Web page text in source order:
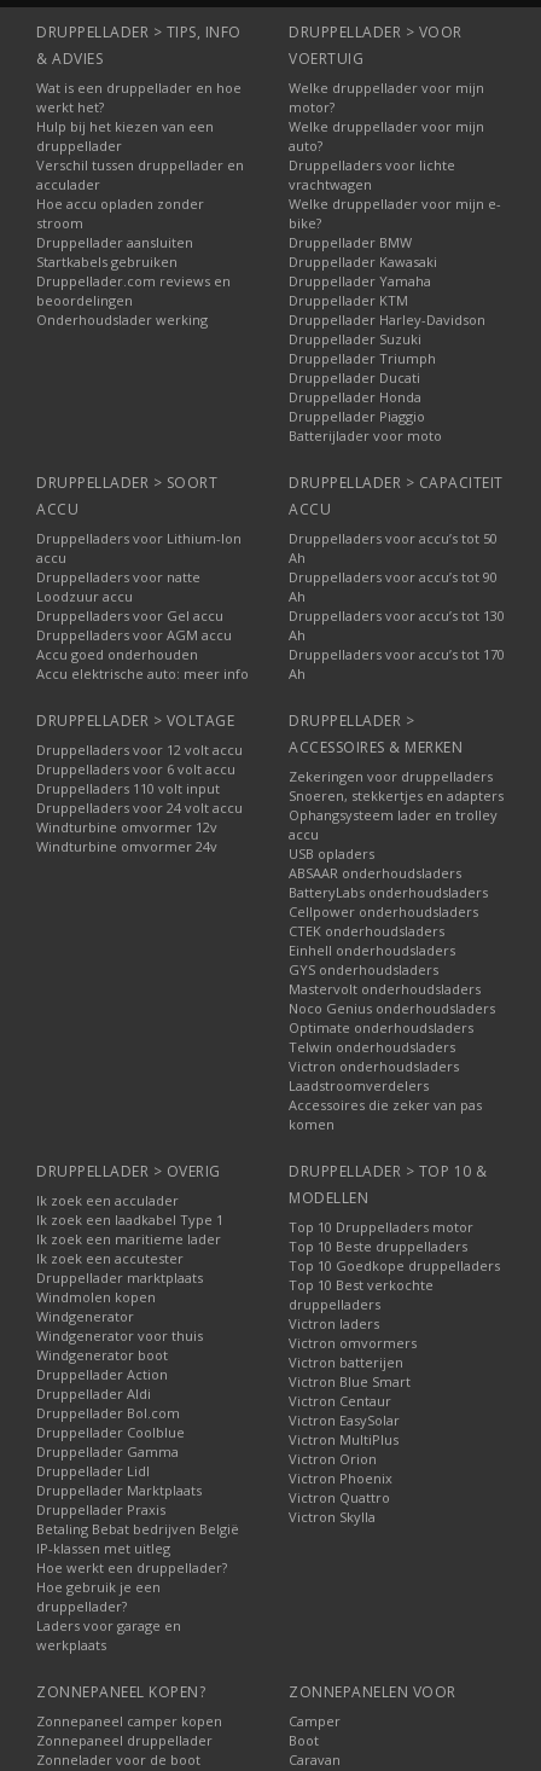
DRUPPELLADER > TIPS, INFO
& ADVIES
Wat is een druppellader en hoe
werkt het?
Hulp bij het kiezen van een
druppellader
Verschil tussen druppellader en
acculader
Hoe accu opladen zonder
stroom
Druppellader aansluiten
Startkabels gebruiken
Druppellader.com reviews en
beoordelingen
Onderhoudslader werking
DRUPPELLADER > VOOR
VOERTUIG
Welke druppellader voor mijn
motor?
Welke druppellader voor mijn
auto?
Druppelladers voor lichte
vrachtwagen
Welke druppellader voor mijn e-
bike?
Druppellader BMW
Druppellader Kawasaki
Druppellader Yamaha
Druppellader KTM
Druppellader Harley-Davidson
Druppellader Suzuki
Druppellader Triumph
Druppellader Ducati
Druppellader Honda
Druppellader Piaggio
Batterijlader voor moto
DRUPPELLADER > SOORT
ACCU
Druppelladers voor Lithium-Ion
accu
Druppelladers voor natte
Loodzuur accu
Druppelladers voor Gel accu
Druppelladers voor AGM accu
Accu goed onderhouden
Accu elektrische auto: meer info
DRUPPELLADER > CAPACITEIT
ACCU
Druppelladers voor accu’s tot 50
Ah
Druppelladers voor accu’s tot 90
Ah
Druppelladers voor accu’s tot 130
Ah
Druppelladers voor accu’s tot 170
Ah
DRUPPELLADER > VOLTAGE
Druppelladers voor 12 volt accu
Druppelladers voor 6 volt accu
Druppelladers 110 volt input
Druppelladers voor 24 volt accu
Windturbine omvormer 12v
Windturbine omvormer 24v
DRUPPELLADER >
ACCESSOIRES & MERKEN
Zekeringen voor druppelladers
Snoeren, stekkertjes en adapters
Ophangsysteem lader en trolley
accu
USB opladers
ABSAAR onderhoudsladers
BatteryLabs onderhoudsladers
Cellpower onderhoudsladers
CTEK onderhoudsladers
Einhell onderhoudsladers
GYS onderhoudsladers
Mastervolt onderhoudsladers
Noco Genius onderhoudsladers
Optimate onderhoudsladers
Telwin onderhoudsladers
Victron onderhoudsladers
Laadstroomverdelers
Accessoires die zeker van pas
komen
DRUPPELLADER > OVERIG
Ik zoek een acculader
Ik zoek een laadkabel Type 1
Ik zoek een maritieme lader
Ik zoek een accutester
Druppellader marktplaats
Windmolen kopen
Windgenerator
Windgenerator voor thuis
Windgenerator boot
Druppellader Action
Druppellader Aldi
Druppellader Bol.com
Druppellader Coolblue
Druppellader Gamma
Druppellader Lidl
Druppellader Marktplaats
Druppellader Praxis
Betaling Bebat bedrijven België
IP-klassen met uitleg
Hoe werkt een druppellader?
Hoe gebruik je een
druppellader?
Laders voor garage en
werkplaats
DRUPPELLADER > TOP 10 &
MODELLEN
Top 10 Druppelladers motor
Top 10 Beste druppelladers
Top 10 Goedkope druppelladers
Top 10 Best verkochte
druppelladers
Victron laders
Victron omvormers
Victron batterijen
Victron Blue Smart
Victron Centaur
Victron EasySolar
Victron MultiPlus
Victron Orion
Victron Phoenix
Victron Quattro
Victron Skylla
ZONNEPANEEL KOPEN?
Zonnepaneel camper kopen
Zonnepaneel druppellader
Zonnelader voor de boot
ZONNEPANELEN VOOR
Camper
Boot
Caravan